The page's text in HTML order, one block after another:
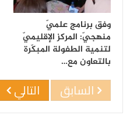
وفق برنامج علميّ
منهجيّ: المركز الإقليميّ
لتنمية الطفولة المبكّرة
بالتعاون مع…
السابق التالي